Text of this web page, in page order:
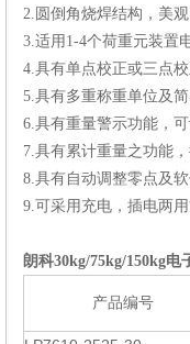
2.圆倒角烧焊结构，美
3.适用1-4个荷重元装置
4.具有单点校正或三点
5.具有多重称重单位及
6.具有重量警示功能，
7.具有累计重量之功能
8.具有自动调整零点及
9.可采用充电，插电两
朗科30kg/75kg/150kg电
产品编号